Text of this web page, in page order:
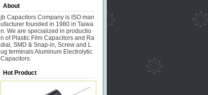
About
jb Capacitors Company is ISO man
ufacturer founded in 1980 in Taiwa
n. We are specialized in productio
n of Plastic Film Capacitors and Ra
dial, SMD & Snap-in, Screw and L
ug terminals Aluminum Electrolytic
Capacitors.
Hot Product